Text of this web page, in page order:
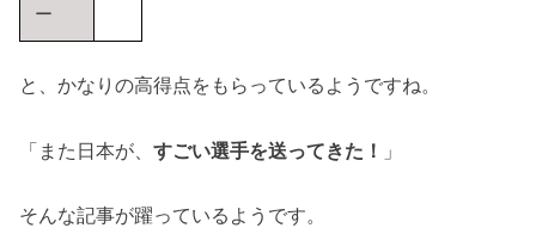
ー
と、かなりの高得点をもらっているようですね。
「また日本が、すごい選手を送ってきた！ 」
そんな記事が躍っているようです。